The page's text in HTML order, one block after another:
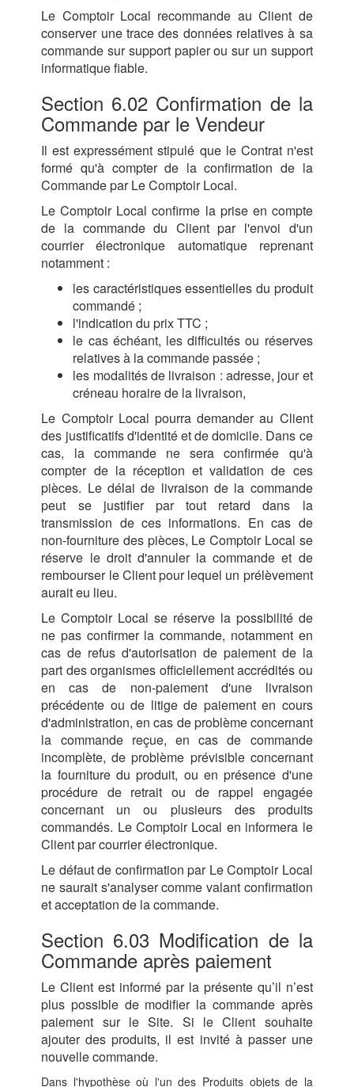
Le Comptoir Local recommande au Client de
conserver une trace des données relatives à sa
commande sur support papier ou sur un support
informatique fiable.
Section 6.02 Confirmation de la
Commande par le Vendeur
Il est expressément stipulé que le Contrat n'est
formé qu'à compter de la confirmation de la
Commande par Le Comptoir Local.
Le Comptoir Local confirme la prise en compte
de la commande du Client par l'envoi d'un
courrier électronique automatique reprenant
notamment :
les caractéristiques essentielles du produit
commandé ;
l'indication du prix TTC ;
le cas échéant, les difficultés ou réserves
relatives à la commande passée ;
les modalités de livraison : adresse, jour et
créneau horaire de la livraison,
Le Comptoir Local pourra demander au Client
des justificatifs d'identité et de domicile. Dans ce
cas, la commande ne sera confirmée qu'à
compter de la réception et validation de ces
pièces. Le délai de livraison de la commande
peut se justifier par tout retard dans la
transmission de ces informations. En cas de
non-fourniture des pièces, Le Comptoir Local se
réserve le droit d'annuler la commande et de
rembourser le Client pour lequel un prélèvement
aurait eu lieu.
Le Comptoir Local se réserve la possibilité de
ne pas confirmer la commande, notamment en
cas de refus d'autorisation de paiement de la
part des organismes officiellement accrédités ou
en cas de non-paiement d'une livraison
précédente ou de litige de paiement en cours
d'administration, en cas de problème concernant
la commande reçue, en cas de commande
incomplète, de problème prévisible concernant
la fourniture du produit, ou en présence d'une
procédure de retrait ou de rappel engagée
concernant un ou plusieurs des produits
commandés. Le Comptoir Local en informera le
Client par courrier électronique.
Le défaut de confirmation par Le Comptoir Local
ne saurait s'analyser comme valant confirmation
et acceptation de la commande.
Section 6.03 Modification de la
Commande après paiement
Le Client est informé par la présente qu’il n’est
plus possible de modifier la commande après
paiement sur le Site. Si le Client souhaite
ajouter des produits, il est invité à passer une
nouvelle commande.
Dans l'hypothèse où l'un des Produits objets de la